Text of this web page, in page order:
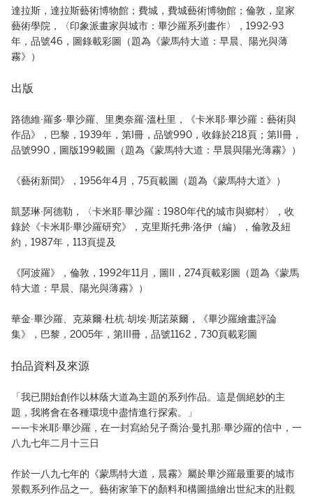
達拉斯，達拉斯藝術博物館；費城，費城藝術博物館；倫敦，皇家
藝術學院，〈印象派畫家與城市：畢沙羅系列畫作〉，1992-93
年，品號46，圖錄載彩圖（題為《蒙馬特大道：早晨、陽光與薄
霧》）
出版
路德維·羅多·畢沙羅、里奧奈羅·溫杜里，《卡米耶·畢沙羅：藝術與
作品》，巴黎，1939年，第I冊，品號990，收錄於218頁；第II冊，
品號990，圖版199載圖（題為《蒙馬特大道：早晨與陽光薄霧》）
《藝術新聞》，1956年4月，75頁載圖（題為《蒙馬特大道》）
凱瑟琳·阿德勒，〈卡米耶·畢沙羅：1980年代的城市與鄉村〉，收
錄於《卡米耶·畢沙羅研究》，克里斯托弗·洛伊（編），倫敦及紐
約，1987年，113頁提及
《阿波羅》，倫敦，1992年11月，圖II，274頁載彩圖（題為《蒙馬
特大道：早晨、陽光與薄霧》）
華金·畢沙羅、克萊爾·杜杭·胡埃·斯諾萊爾，《畢沙羅繪畫評論
集》，巴黎，2005年，第III冊，品號1162，730頁載彩圖
拍品資料及來源
「我已開始創作以林蔭大道為主題的系列作品。這是個絕妙的主
題，我將會在各種環境中盡情進行探索。」
——卡米耶·畢沙羅，在一封寫給兒子喬治·曼扎那·畢沙羅的信中，一
八九七年二月十三日
作於一八九七年的《蒙馬特大道，晨霧》屬於畢沙羅最重要的城市
景觀系列作品之一。藝術家筆下的顏料和構圖描繪出世紀末的壯觀